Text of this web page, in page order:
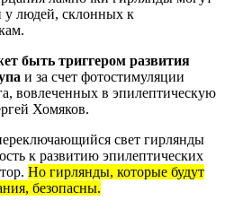
у людей, склонных к
быть триггером развития
и за счет фотостимуляции
вовлеченных в эпилептическую
Хомяков.
свет гирлянды
к развитию эпилептических
Но гирлянды, которые будут
безопасны.